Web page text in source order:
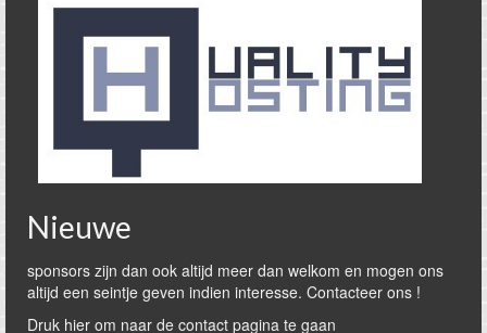
Nieuwe
sponsors zijn dan ook altijd meer dan welkom en mogen ons
altijd een seintje geven indien interesse. Contacteer ons !
Druk hier om naar de contact pagina te gaan